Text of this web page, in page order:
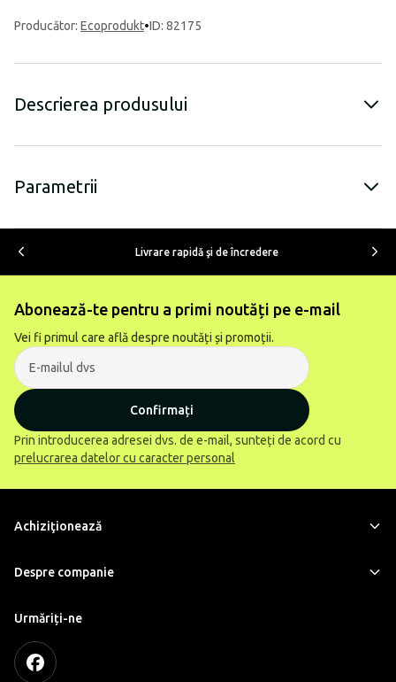
Producător: Ecoprodukt•ID: 82175
Descrierea produsului
Parametrii
Livrare rapidă şi de încredere
Abonează-te pentru a primi noutăți pe e-mail
Vei fi primul care află despre noutăți și promoții.
Confirmați
Prin introducerea adresei dvs. de e-mail, sunteți de acord cu
prelucrarea datelor cu caracter personal
Achiziţionează
Despre companie
Urmăriți-ne